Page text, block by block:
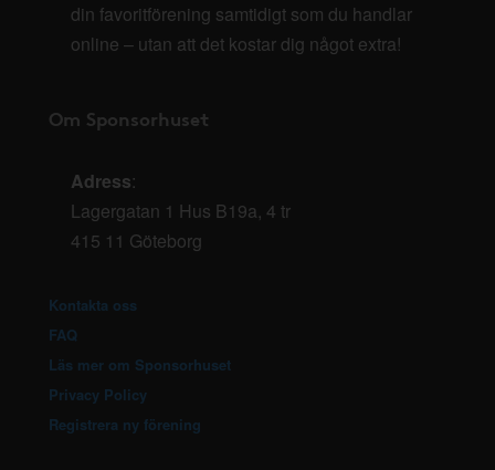
din favoritförening samtidigt som du handlar
online – utan att det kostar dig något extra!
Om Sponsorhuset
Adress:
Lagergatan 1 Hus B19a, 4 tr
415 11 Göteborg
Kontakta oss
FAQ
Läs mer om Sponsorhuset
Privacy Policy
Registrera ny förening